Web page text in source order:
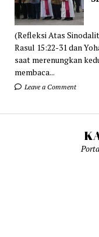
(Refleksi Atas
Rasul 15:22-31 dan
saat merenungkan
membaca...
Leave a Comment